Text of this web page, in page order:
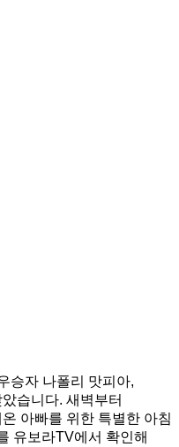
승자 나폴리 맛피아,
습니다. 새벽부터
아빠를 위한 특별한 아침
유보라TV에서 확인해